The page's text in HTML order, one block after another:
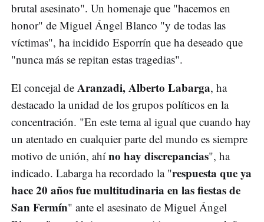
brutal asesinato". Un homenaje que "hacemos en
honor" de Miguel Ángel Blanco "y de todas las
víctimas", ha incidido Esporrín que ha deseado que
"nunca más se repitan estas tragedias".
El concejal de Aranzadi, Alberto Labarga, ha
destacado la unidad de los grupos políticos en la
concentración. "En este tema al igual que cuando hay
un atentado en cualquier parte del mundo es siempre
motivo de unión, ahíno hay discrepancias", ha
indicado. Labarga ha recordado la "respuesta que ya
hace 20 años fue multitudinaria en las fiestas de
San Fermín" ante el asesinato de Miguel Ángel